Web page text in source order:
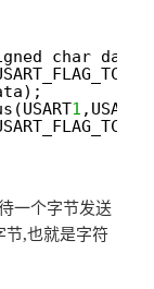
char data
1
一个字节发送
节,也就是字符